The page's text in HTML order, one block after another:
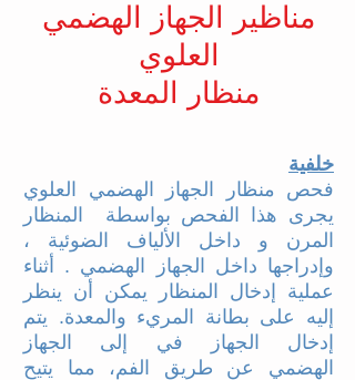
مناظير الجهاز الهضمي
العلوي
منظار المعدة
خلفية
فحص منظار الجهاز الهضمي العلوي
يجرى هذا الفحص بواسطة المنظار
المرن و داخل الألياف الضوئية ،
وإدراجها داخل الجهاز الهضمي . أثناء
عملية إدخال المنظار يمكن أن ينظر
إليه على بطانة المريء والمعدة. يتم
إدخال الجهاز في إلى الجهاز
الهضمي عن طريق الفم، مما يتيح